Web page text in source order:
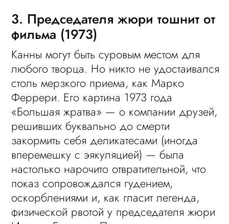
3. Председателя жюри тошнит от
фильма (1973)
Канны могут быть суровым местом для
любого творца. Но никто не удостаивался
столь мерзкого приема, как Марко
Феррери. Его картина 1973 года
«Большая жратва» — о компании друзей,
решивших буквально до смерти
закормить себя деликатесами (иногда
вперемешку с эякуляцией) — была
настолько нарочито отвратительной, что
показ сопровождался гудением,
оскорблениями и, как гласит легенда,
физической рвотой у председателя жюри